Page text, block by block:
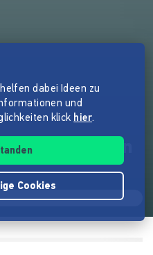
Depression
dabei Ideen zu
und
klick hier.
Cookies